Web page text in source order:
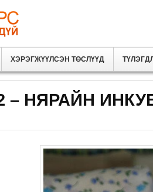
ХЭРЭГЖҮҮЛСЭН ТӨСЛҮҮД
– НЯРАЙН